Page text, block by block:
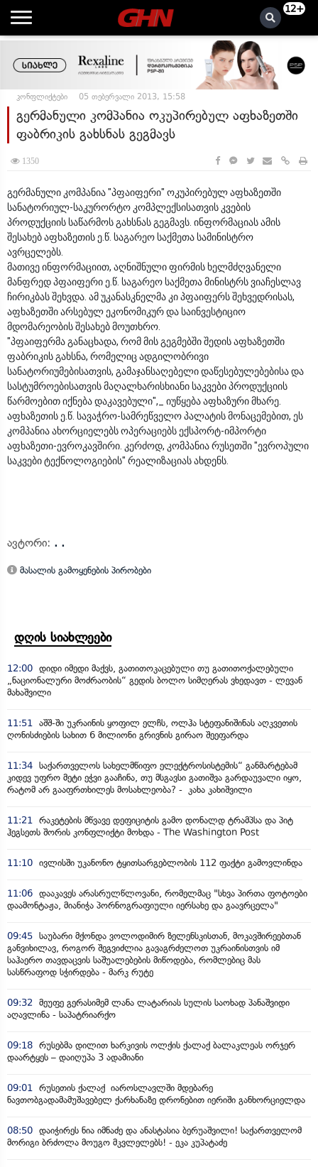
12+
კონფლიქტები 05 თებერვალი 2013, 15:58
გერმანული კომპანია ოკუპირებულ აფხაზეთში
ფაბრიკის გახსნას გეგმავს
1350
გერმანული კომპანია "პფაიფერი" ოკუპირებულ აფხაზეთში
სანატორიულ-საკურორტო კომპლექსისათვის კვების
პროდუქციის საწარმოს გახსნას გეგმავს. ინფორმაციას ამის
შესახებ აფხაზეთის ე.წ. საგარეო საქმეთა სამინისტრო
ავრცელებს.
მათივე ინფორმაციით, აღნიშნული ფირმის ხელმძღვანელი
მანფრედ პფაიფერი ე.წ. საგარეო საქმეთა მინისტრს ვიაჩესლავ
ჩირიკბას შეხვდა. ამ უკანასკნელმა კი პფაიფერს შეხვედრისას,
აფხაზეთში არსებულ ეკონომიკურ და საინვესტიციო
მდომარეობის შესახებ მოუთხრო.
"პფაიფერმა განაცხადა, რომ მის გეგმებში შედის აფხაზეთში
ფაბრიკის გახსნა, რომელიც ადგილობრივი
სანატორიუმებისათვის, გამაჯანსაღებელი დაწესებულებებისა და
სასტუმროებისათვის მაღალხარისხიანი საკვები პროდუქციის
წარმოებით იქნება დაკავებული",_ იუწყება აფხაზური მხარე.
აფხაზეთის ე.წ. სავაჭრო-სამრეწველო პალატის მონაცემებით, ეს
კომპანია ახორციელებს ოპერაციებს ექსპორტ-იმპორტი
აფხაზეთი-ევროკავშირი. კერძოდ, კომპანია რუსეთში "ევროპული
საკვები ტექნოლოგიების" რეალიზაციას ახდენს.
ავტორი: . .
მასალის გამოყენების პირობები
დღის სიახლეები
12:00 დიდი იმედი მაქვს, გათითოკაცებული თუ გათითოქალებული
„ნაციონალური მოძრაობის“ გედის ბოლო სიმღერას ვხედავთ - ლევან
მახაშვილი
11:51 აშშ-ში უკრაინის ყოფილ ელჩს, ოლჰა სტეფანიშინას აღკვეთის
ღონისძიების სახით 6 მილიონი გრივნის გირაო შეეფარდა
11:34 საქართველოს სახელმწიფო ელექტროსისტემის“ განმარტებამ
კიდევ უფრო მეტი ეჭვი გააჩინა, თუ მსგავსი გათიშვა გარდაუვალი იყო,
რატომ არ გააფრთხილეს მოსახლეობა? - კახა კახიშვილი
11:21 რაკეტების მწვავე დეფიციტის გამო დონალდ ტრამპსა და პიტ
ჰეგსეთს შორის კონფლიქტი მოხდა - The Washington Post
11:10 ივლისში უკანონო ტყითსარგებლობის 112 ფაქტი გამოვლინდა
11:06 დააკავეს არასრულწლოვანი, რომელმაც "სხვა პირთა ფოტოები
დაამონტაჟა, მიანიჭა პორნოგრაფიული იერსახე და გაავრცელა"
09:45 საუბარი მქონდა ვოლოდიმირ ზელენსკისთან, მოკავშირეებთან
განვიხილავ, როგორ შეგვიძლია გავაგრძელოთ უკრაინისთვის იმ
საჰაერო თავდაცვის საშუალებების მიწოდება, რომლებიც მას
სასწრაფოდ სჭირდება - მარკ რუტე
09:32 მეუფე გერასიმემ ლანა ლატარიას სულის საოხად პანაშვიდი
აღავლინა - საპატრიარქო
09:18 რუსებმა დილით ხარკივის ოლქის ქალაქ ბალაკლეას ორჯერ
დაარტყეს – დაიღუპა 3 ადამიანი
09:01 რუსეთის ქალაქ იაროსლავლში მდებარე
ნავთობგადამამუშავებელ ქარხანაზე დრონებით იერიში განხორციელდა
08:50 დაიჭირეს ნია იმნაძე და ანასტასია ბერუაშვილი! საქართველომ
მორიგი ბრძოლა მოუგო მკვლელებს! - ეკა კუპატაძე